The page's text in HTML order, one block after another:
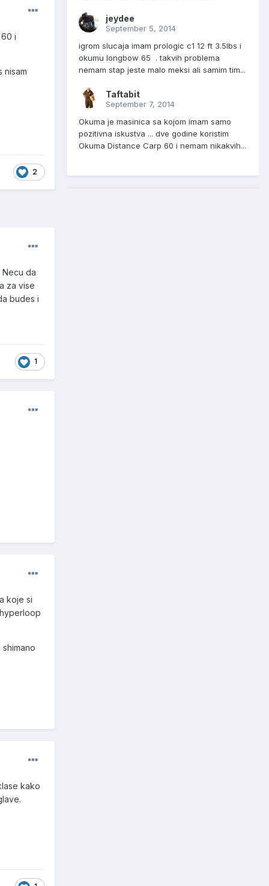
i
nisam
2
Necu da
za vise
budes i
1
koje si
kako
jeydee
September 5, 2014
igrom slucaja imam prologic c1 12 ft 3.5lbs i
okumu longbow 65 . takvih problema
nemam stap jeste malo meksi ali samim tim...
Taftabit
September 7, 2014
Okuma je masinica sa kojom imam samo
pozitivna iskustva ... dve godine koristim
Okuma Distance Carp 60 i nemam nikakvih...